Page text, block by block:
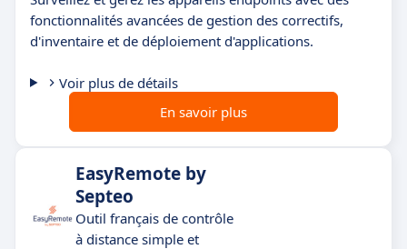
fonctionnalités avancées de gestion des correctifs,
d'inventaire et de déploiement d'applications.
Voir plus de détails
En savoir plus
EasyRemote by
Septeo
Outil français de contrôle
à distance simple et